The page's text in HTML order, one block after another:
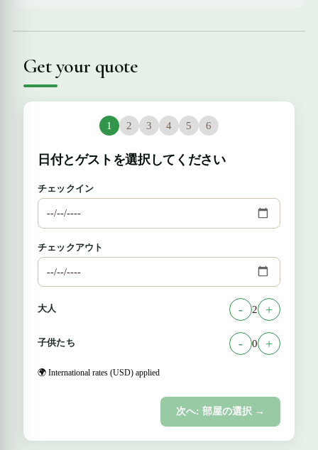
Get your quote
1 2 3 4 5 6
日付とゲストを選択してください
チェックイン
チェックアウト
大人 - 2 +
子供たち - 0 +
🌍 International rates (USD) applied
次へ: 部屋の選択 →